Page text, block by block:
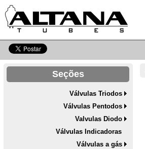
Seções
Válvulas Triodos
Válvulas Pentodos
Valvulas Diodo
Válvulas Indicadoras
Válvulas a gás